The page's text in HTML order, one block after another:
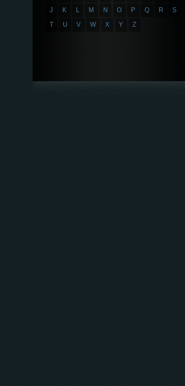
J
K L M N O P Q R
S
T
U V W X Y Z